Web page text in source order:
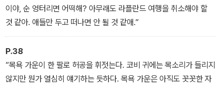
이야, 순 엉터리면 어떡해? 아무래도 라플란드 여행을 취소해야 할
것 같아. 애들만 두고 떠나면 안 될 것 같애.”
P.38
”목욕 가운이 한 팔로 허공을 휘젓는다. 코비 귀에는 목소리가 들리지
않지만 뭔가 열심히 얘기하는 듯하다. 목욕 가운은 아직도 꼿꼿한 자